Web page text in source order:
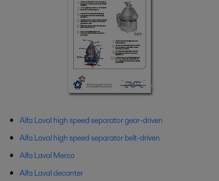
Alfa Laval high speed separator gear-driven
Alfa Laval high speed separator belt-driven
Alfa Laval Merco
Alfa Laval decanter